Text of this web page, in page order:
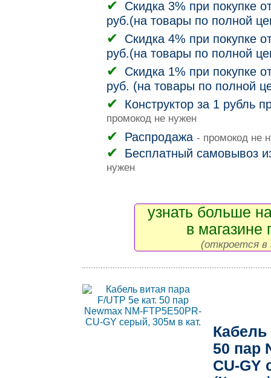
Скидка 3% при покупке
руб.(на товары по полной
Скидка 4% при покупке
руб.(на товары по полной
Скидка 1% при покупке
руб. (на товары по полной
Конструктор за 1 рубль
промокод не нужен
Распродажа - промокод не
Бесплатный самовывоз
нужен
узнать больше
в магазине
(откроется в
Кабель
50 пар
CU-GY